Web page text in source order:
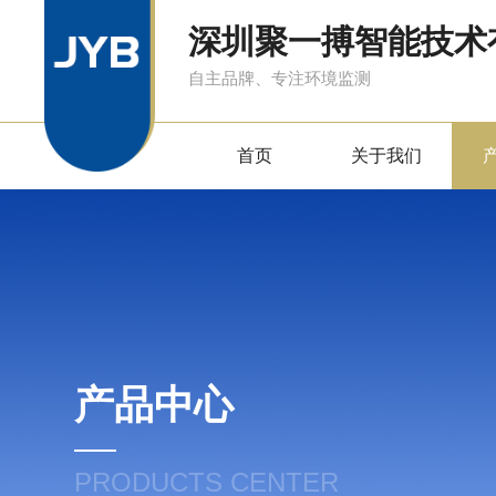
深圳聚一搏智能技
自主品牌、专注环境监测
首页 关于我们
产品中心
PRODUCTS CENTER